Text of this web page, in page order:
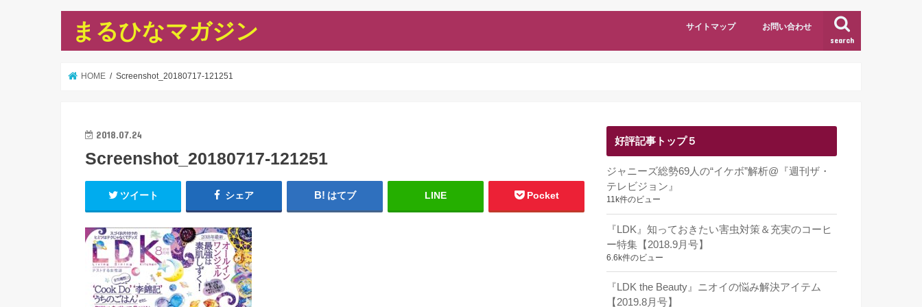
まるひなマガジン search
サイトマップ お問い合わせ
HOME Screenshot_20180717-121251
2018.07.24
Screenshot_20180717-121251
ツイート シェア はてブ LINE Pocket
好評記事トップ５
ジャニーズ総勢69人の“イケボ”解析@『週刊ザ・
テレビジョン』
11k件のビュー
『LDK』知っておきたい害虫対策＆充実のコーヒ
ー特集【2018.9月号】
6.6k件のビュー
『LDK the Beauty』ニオイの悩み解決アイテム
【2019.8月号】